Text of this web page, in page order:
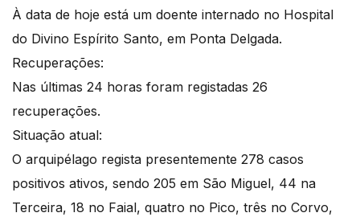
À data de hoje está um doente internado no Hospital
do Divino Espírito Santo, em Ponta Delgada.
Recuperações:
Nas últimas 24 horas foram registadas 26
recuperações.
Situação atual:
O arquipélago regista presentemente 278 casos
positivos ativos, sendo 205 em São Miguel, 44 na
Terceira, 18 no Faial, quatro no Pico, três no Corvo,